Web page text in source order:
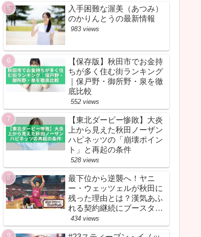
入手困難な渥美（あつみ）
のかりんとうの最新情報
983 views
【保存版】秋田市でお金持
ちが多く住む街ランキング
｜保戸野・御所野・泉を徹
底比較
552 views
【東北ダービー惨敗】大炎
上から見えた秋田ノーザン
ハピネッツの「崩壊ポイン
ト」と再起の条件
528 views
最下位から逆襲へ！ヤニ
ー・ウェッツェルが秋田に
残った理由とは？漢気あふ
れる契約継続にブースター
が胸を熱くしたワケ
434 views